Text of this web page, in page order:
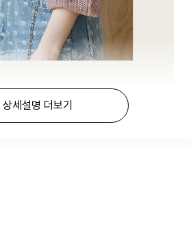
상세설명 더보기